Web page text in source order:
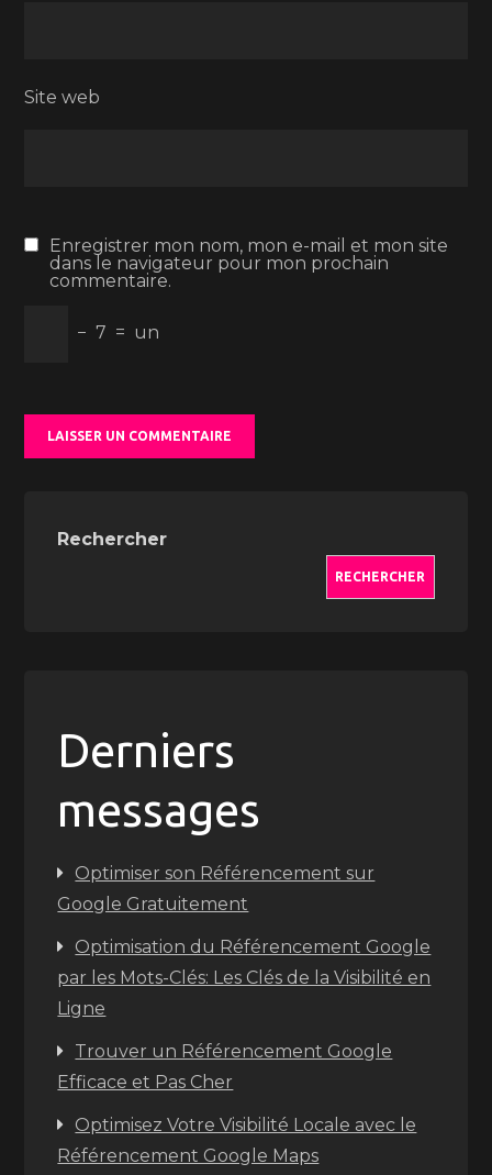
Site web
Enregistrer mon nom, mon e-mail et mon site
dans le navigateur pour mon prochain
commentaire.
− 7 = un
Rechercher
RECHERCHER
Derniers
messages
Optimiser son Référencement sur
Google Gratuitement
Optimisation du Référencement Google
par les Mots-Clés: Les Clés de la Visibilité en
Ligne
Trouver un Référencement Google
Efficace et Pas Cher
Optimisez Votre Visibilité Locale avec le
Référencement Google Maps